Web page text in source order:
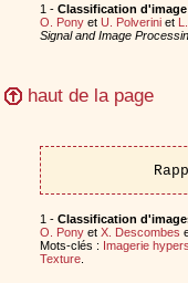
1 - Classification
O. Ponyet U. Polveriniet
Signal and Image
haut de la page
1 - Classification
O. Ponyet X. Descombes
Mots-clés : Imagerie
Texture.